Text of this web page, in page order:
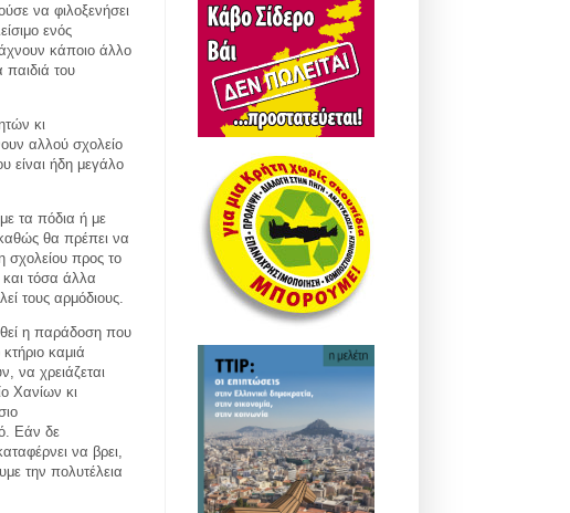
να φιλοξενήσει
ενός
κάποιο άλλο
παιδιά του
κι
αλλού σχολείο
είναι ήδη μεγάλο
τα πόδια ή με
θα πρέπει να
σχολείου προς το
τόσα άλλα
τους αρμόδιους.
η παράδοση που
καμιά
να χρειάζεται
Χανίων κι
Εάν δε
να βρει,
την πολυτέλεια